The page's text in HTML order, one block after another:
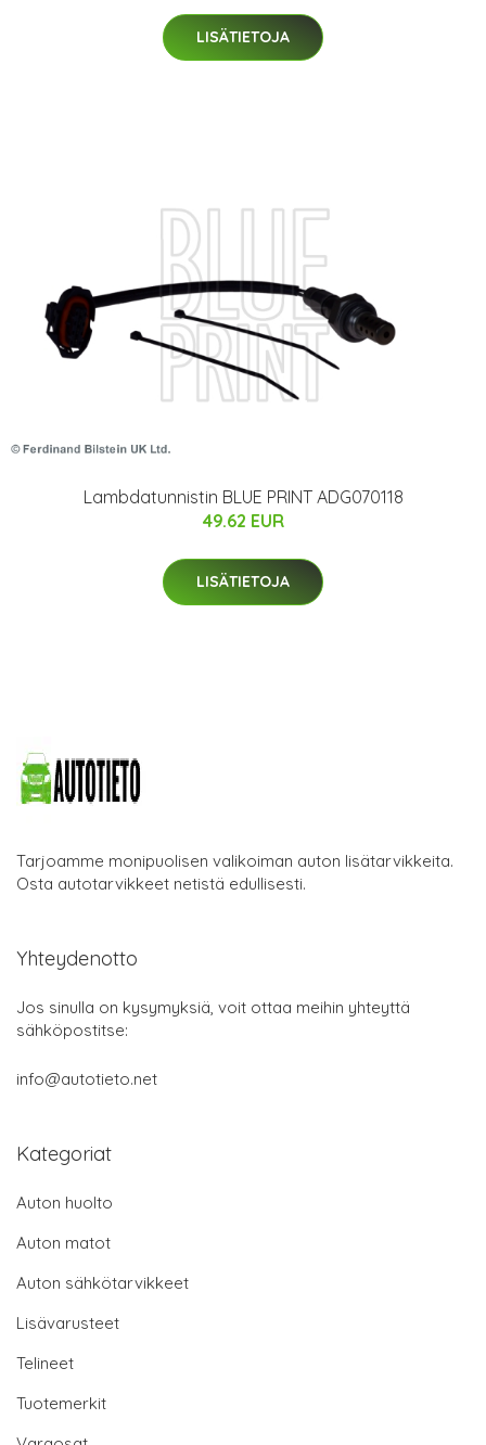
LISÄTIETOJA
Lambdatunnistin BLUE PRINT ADG070118
49.62 EUR
LISÄTIETOJA
Tarjoamme monipuolisen valikoiman auton lisätarvikkeita.
Osta autotarvikkeet netistä edullisesti.
Yhteydenotto
Jos sinulla on kysymyksiä, voit ottaa meihin yhteyttä
sähköpostitse:
info@autotieto.net
Kategoriat
Auton huolto
Auton matot
Auton sähkötarvikkeet
Lisävarusteet
Telineet
Tuotemerkit